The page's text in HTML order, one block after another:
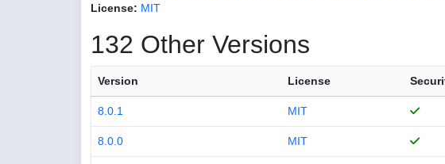
License: MIT
132 Other Versions
Version License
8.0.1 MIT
8.0.0 MIT